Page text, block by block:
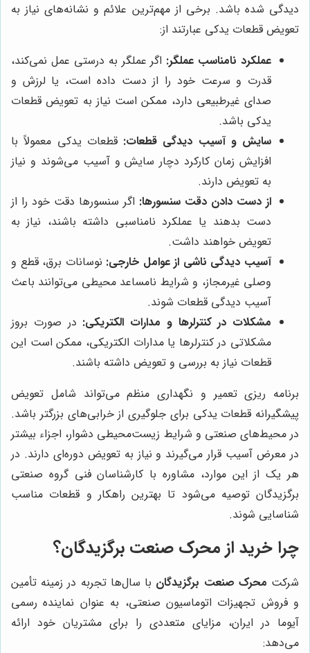
دیدگی شده باشد. برخی از مهم‌ترین علائم و نشانه‌های نیاز به
تعویض قطعات یدکی عبارتند از:
عملکرد نامناسب عملگر: اگر عملگر به درستی عمل نمی‌کند،
قدرت و سرعت خود را از دست داده است، یا لرزش و
صدای غیرطبیعی دارد، ممکن است نیاز به تعویض قطعات
یدکی باشد.
سایش و آسیب دیدگی قطعات: قطعات یدکی معمولاً با
افزایش زمان کارکرد دچار سایش و آسیب می‌شوند و نیاز
به تعویض دارند.
از دست دادن دقت سنسورها: اگر سنسورها دقت خود را از
دست بدهند یا عملکرد نامناسبی داشته باشند، نیاز به
تعویض خواهند داشت.
آسیب دیدگی ناشی از عوامل خارجی: نوسانات برق، قطع و
وصلی غیرمجاز، و شرایط نامساعد محیطی می‌توانند باعث
آسیب دیدگی قطعات شوند.
مشکلات در کنترلرها و مدارات الکتریکی: در صورت بروز
مشکلاتی در کنترلرها یا مدارات الکتریکی، ممکن است این
قطعات نیاز به بررسی و تعویض داشته باشند.
برنامه ریزی تعمیر و نگهداری منظم می‌تواند شامل تعویض
پیشگیرانه قطعات یدکی برای جلوگیری از خرابی‌های بزرگتر باشد.
در محیط‌های صنعتی و شرایط زیست‌محیطی دشوار، اجزاء بیشتر
در معرض آسیب قرار می‌گیرند و نیاز به تعویض دوره‌ای دارند. در
هر یک از این موارد، مشاوره با کارشناسان فنی گروه صنعتی
برگزیدگان توصیه می‌شود تا بهترین راهکار و قطعات مناسب
شناسایی شوند.
چرا خرید از محرک صنعت برگزیدگان؟
شرکت محرک صنعت برگزیدگان با سال‌ها تجربه در زمینه تأمین
و فروش تجهیزات اتوماسیون صنعتی، به عنوان نماینده رسمی
آیوما در ایران، مزایای متعددی را برای مشتریان خود ارائه
می‌دهد: